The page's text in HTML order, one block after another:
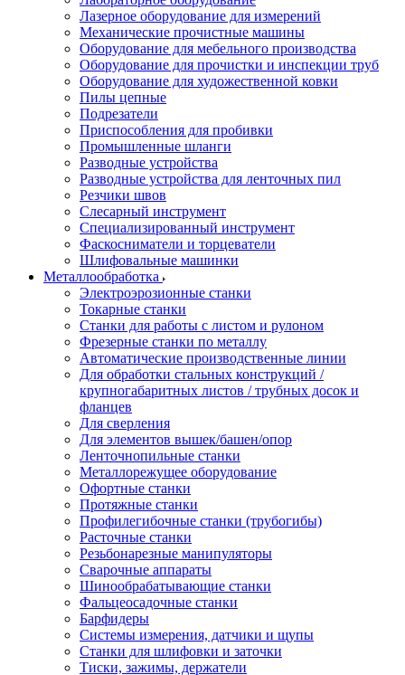
Лазерное оборудование для измерений
Механические прочистные машины
Оборудование для мебельного производства
Оборудование для прочистки и инспекции труб
Оборудование для художественной ковки
Пилы цепные
Подрезатели
Приспособления для пробивки
Промышленные шланги
Разводные устройства
Разводные устройства для ленточных пил
Резчики швов
Слесарный инструмент
Специализированный инструмент
Фаскосниматели и торцеватели
Шлифовальные машинки
Металлообработка
Электроэрозионные станки
Токарные станки
Станки для работы с листом и рулоном
Фрезерные станки по металлу
Автоматические производственные линии
Для обработки стальных конструкций /
крупногабаритных листов / трубных досок и
фланцев
Для сверления
Для элементов вышек/башен/опор
Ленточнопильные станки
Металлорежущее оборудование
Офортные станки
Протяжные станки
Профилегибочные станки (трубогибы)
Расточные станки
Резьбонарезные манипуляторы
Сварочные аппараты
Шинообрабатывающие станки
Фальцеосадочные станки
Барфидеры
Системы измерения, датчики и щупы
Станки для шлифовки и заточки
Тиски, зажимы, держатели